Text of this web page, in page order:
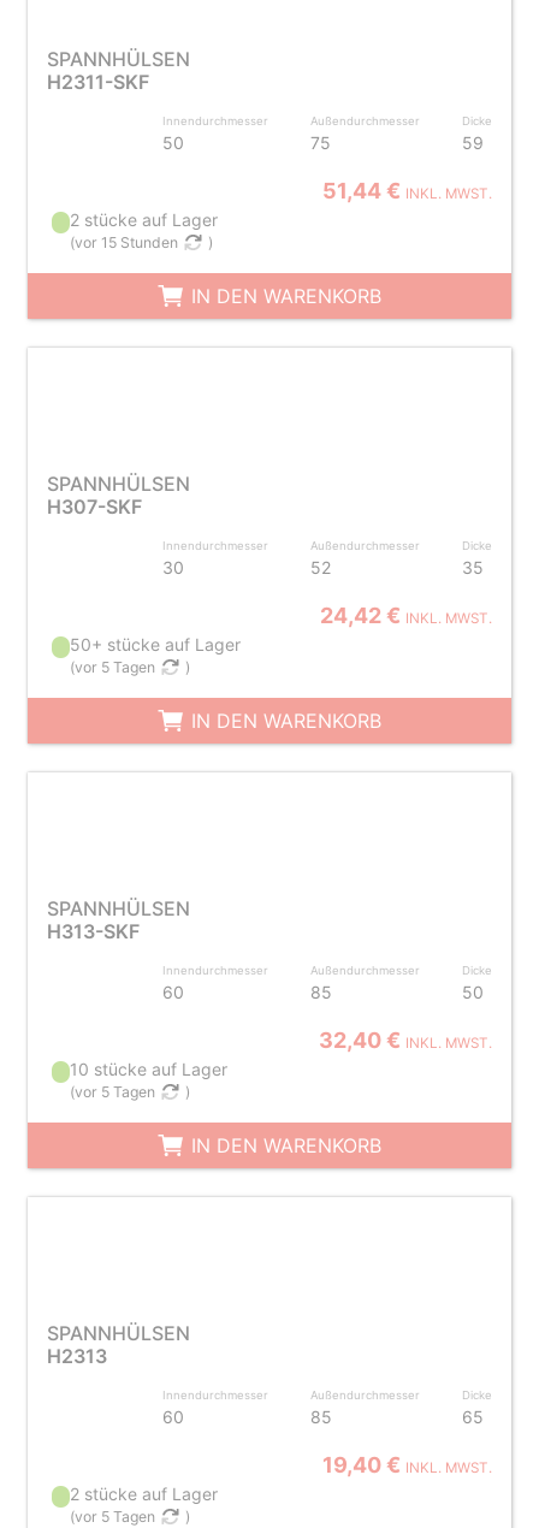
SPANNHÜLSEN
H2311-SKF
Innendurchmesser
50
Außendurchmesser
75
Dicke
59
51,44 € INKL. MWST.
2 stücke auf Lager
(vor 15 Stunden )
IN DEN WARENKORB
SPANNHÜLSEN
H307-SKF
Innendurchmesser
30
Außendurchmesser
52
Dicke
35
24,42 € INKL. MWST.
50+ stücke auf Lager
(vor 5 Tagen )
IN DEN WARENKORB
SPANNHÜLSEN
H313-SKF
Innendurchmesser
60
Außendurchmesser
85
Dicke
50
32,40 € INKL. MWST.
10 stücke auf Lager
(vor 5 Tagen )
IN DEN WARENKORB
SPANNHÜLSEN
H2313
Innendurchmesser
60
Außendurchmesser
85
Dicke
65
19,40 € INKL. MWST.
2 stücke auf Lager
(vor 5 Tagen )